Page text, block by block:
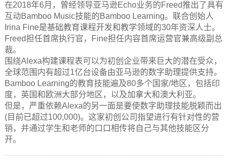
在2018年6月，曾经领导亚马逊Echo业务的Freed推出了具有
互动Bamboo Music技能的Bamboo Learning。联合创始人
Irina Fine是基础教育课程开发和教学领域的30年资深人士。
Freed担任首席执行官，Fine担任内容首席运营官兼高级副总
裁。
围绕Alexa构建课程表可以为初创企业带来巨大的潜在受众，
全球范围内有超过1亿台设备由亚马逊的数字助理提供支持。
Bamboo Learning的教育技能遍及80多个国家/地区，包括印
度，英国和欧洲大部分地区，以及加拿大和澳大利亚。
但是，严重依赖Alexa的另一面是要使数字助理技能脱颖而出
(目前已超过100,000)。这家初创公司指望进行有针对性的营
销，并通过学生和老师的口口相传将自己与其他技能区分
开。